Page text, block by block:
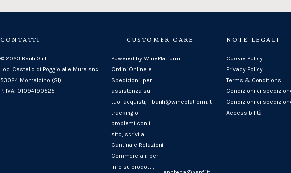
CONTATTI
© 2023 Banfi S.r.l.
Loc. Castello di Poggio alle Mura snc
53024 Montalcino (SI)
P. IVA: 01094190525
CUSTOMER CARE
Powered by WinePlatform
Ordini Online e
Spedizioni: per
assistenza sui
tuoi acquisti,
tracking o
problemi con il
sito, scrivi a:
banfi@wineplatform.it
Cantina e Relazioni
Commerciali: per
info su prodotti,
NOTE LEGALI
Cookie Policy
Privacy Policy
Terms & Conditions
Condizioni di
Condizioni di
Accessibilità